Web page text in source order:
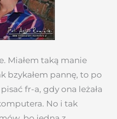
Miałem taką manie
bzykałem pannę, to po
fr-a, gdy ona leżała
No i tak